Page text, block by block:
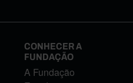
CONHECER A
FUNDAÇÃO
A Fundação